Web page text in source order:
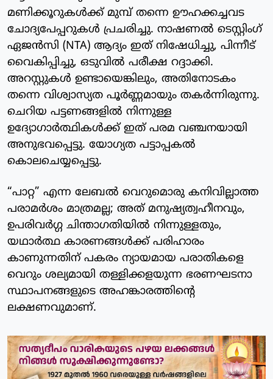
മണിക്കൂറുകൾക്ക് മുമ്പ് തന്നെ ഊഹക്കച്ചവട
ചോദ്യപേപ്പറുകൾ പ്രചരിച്ചു. നാഷണൽ ടെസ്റ്റിംഗ്
ഏജൻസി (NTA) ആദ്യം ഇത് നിഷേധിച്ചു, പിന്നീട്
വൈകിപ്പിച്ചു, ഒടുവിൽ പരീക്ഷ റദ്ദാക്കി.
അറസ്റ്റുകൾ ഉണ്ടായെങ്കിലും, അതിനോടകം
തന്നെ വിശ്വാസ്യത പൂർണ്ണമായും തകർന്നിരുന്നു.
ചെറിയ പട്ടണങ്ങളിൽ നിന്നുള്ള
ഉദ്യോഗാർത്ഥികൾക്ക് ഇത് പരമ വഞ്ചനയായി
അനുഭവപ്പെട്ടു. യോഗ്യത പട്ടാപ്പകൽ
കൊലചെയ്യപ്പെട്ടു.
“പാറ്റ” എന്ന ലേബൽ വെറുമൊരു കനിവില്ലാത്ത
പരാമർശം മാത്രമല്ല; അത് മനുഷ്യത്വഹീനവും,
ഉപരിവർഗ്ഗ ചിന്താഗതിയിൽ നിന്നുള്ളതും,
യഥാർത്ഥ കാരണങ്ങൾക്ക് പരിഹാരം
കാണുന്നതിന് പകരം ന്യായമായ പരാതികളെ
വെറും ശല്യമായി തള്ളിക്കളയുന്ന ഭരണഘടനാ
സ്ഥാപനങ്ങളുടെ അഹങ്കാരത്തിന്റെ
ലക്ഷണവുമാണ്.